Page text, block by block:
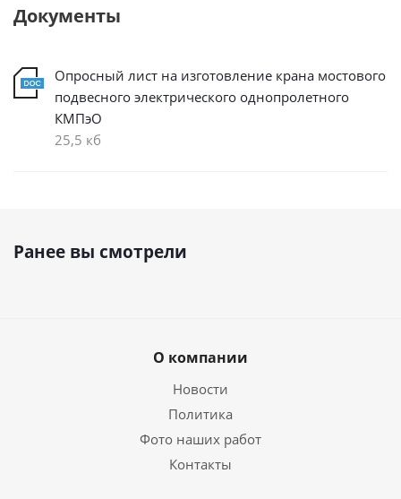
Документы
Опросный лист на изготовление крана мостового
подвесного электрического однопролетного
КМПэО
25,5 кб
Ранее вы смотрели
О компании
Новости
Политика
Фото наших работ
Контакты